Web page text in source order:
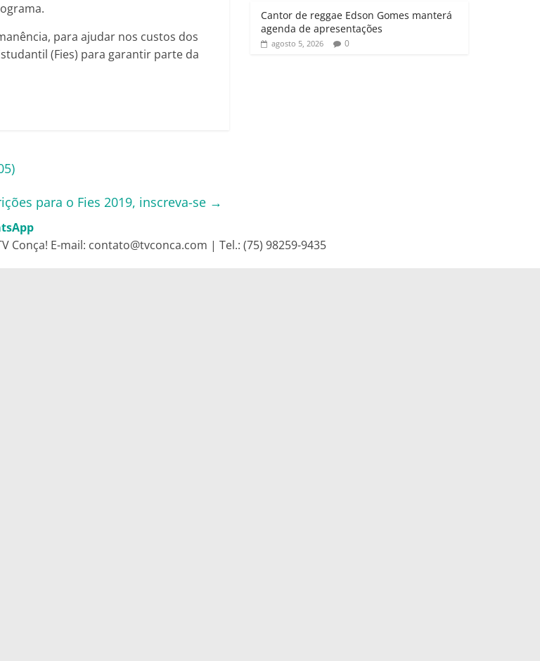
para ajudar nos custos dos
(Fies) para garantir parte da
para o Fies 2019, inscreva-se →
Cantor de reggae Edson Gomes manterá
agenda de apresentações
agosto 5, 2026 0
Conça! E-mail: contato@tvconca.com | Tel.: (75) 98259-9435